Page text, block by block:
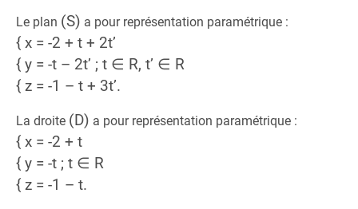
Le plan (S) a pour représentation paramétrique :
{ x = -2 + t + 2t’
{ y = -t – 2t’ ; t ∈ R, t’ ∈ R
{ z = -1 – t + 3t’.
La droite (D) a pour représentation paramétrique :
{ x = -2 + t
{ y = -t ; t ∈ R
{ z = -1 – t.